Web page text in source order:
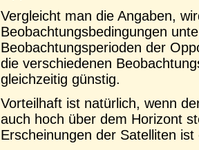
Vergleicht man die Angaben,
Beobachtungsbedingungen
Beobachtungsperioden der
die verschiedenen
gleichzeitig günstig.
Vorteilhaft ist natürlich, wenn
auch hoch über dem Horizont
Erscheinungen der Satelliten